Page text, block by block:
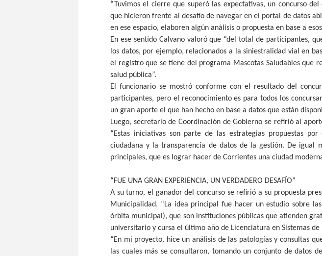
“Tuvimos el cierre que superó las expectativas, un concurso
que hicieron frente al desafío de navegar en el portal de datos
en ese espacio, elaboren algún análisis o propuesta en base a
En ese sentido Calvano valoró que “del total de participantes,
los datos, por ejemplo, relacionados a la siniestralidad vial en
el registro que se tiene del programa Mascotas Saludables que
salud pública”.
El funcionario se mostró conforme con el resultado del
participantes, pero el reconocimiento es para todos los
un gran aporte el que han hecho en base a datos que están
Luego, secretario de Coordinación de Gobierno se refirió al
“Estas iniciativas son parte de las estrategias propuestas
ciudadana y la transparencia de datos de la gestión. De igual
principales, que es lograr hacer de Corrientes una ciudad
“FUE UNA GRAN EXPERIENCIA, UN VERDADERO DESAFÍO”
A su turno, el ganador del concurso se refirió a su propuesta
Municipalidad. “La idea principal fue hacer un estudio sobre
órbita municipal), que son instituciones públicas que atienden
universitario y cursa el último año de Licenciatura en Sistemas
“En mi proyecto, hice un análisis de las patologías y consultas
las cuales más se consultaron, tomando un conjunto de datos